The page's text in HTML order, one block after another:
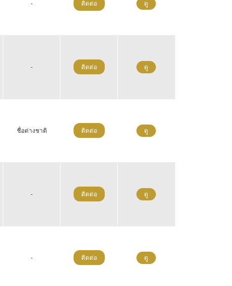
- ติดต่อ ดู
- ติดต่อ ดู
ชื่อต่างชาติ ติดต่อ ดู
- ติดต่อ ดู
- ติดต่อ ดู